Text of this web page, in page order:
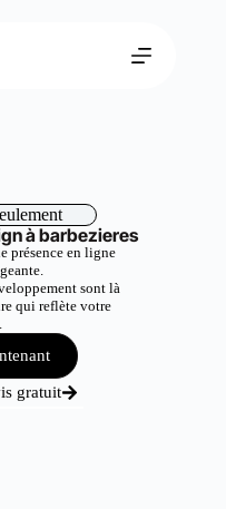
à barbezieres
présence en ligne
sont là
qui reflète votre
gratuit